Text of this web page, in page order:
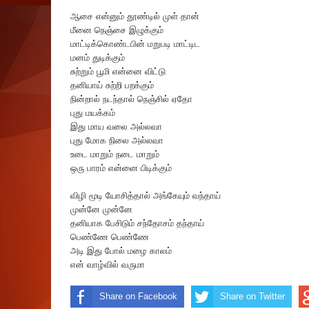
ஆசை என்னும் தூண்டில் முள் தான்
மீனை நெஞ்சை இழுக்கும்
மாட்டிக்கொண்டபின் மறுபடி மாட்டிட
மனம் துடிக்கும்
சுற்றும் பூமி என்னை விட்டு
தனியாய் சுற்றி பறக்கும்
நின்றால் நடந்தால் நெஞ்சில் ஏதோ
புது மயக்கம்
இது மாய வலை அல்லவா
புது மோக நிலை அல்லவா
உடை மாறும் நடை மாறும்
ஒரு பாரம் என்னை பிடிக்கும்
விழி மூடி யோசித்தால் அங்கேயும் வந்தாய்
முன்னே முன்னே
தனியாக பேசிடும் சந்தோசம் தந்தாய்
பெண்ணே பெண்ணே
அடி இது போல் மழை காலம்
என் வாழ்வில் வருமா
Share on Facebook Share on Twitter